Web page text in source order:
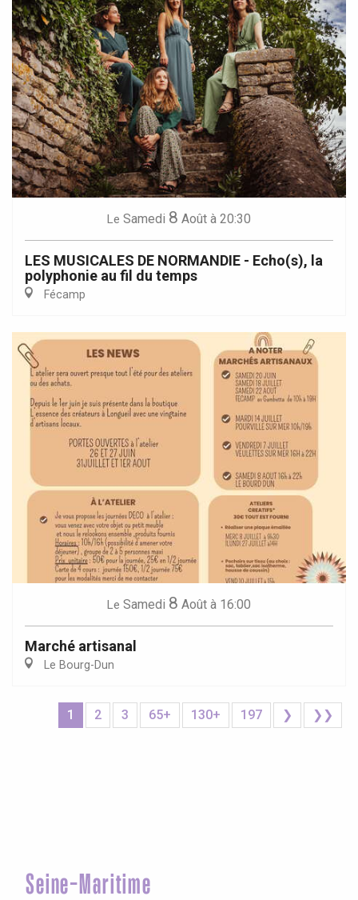
Le Samedi 8 Août à 20:30
LES MUSICALES DE NORMANDIE - Echo(s), la
polyphonie au fil du temps
Fécamp
Le Samedi 8 Août à 16:00
Marché artisanal
Le Bourg-Dun
1 2 3 65+ 130+ 197 ❯ ❯❯
Seine-Maritime